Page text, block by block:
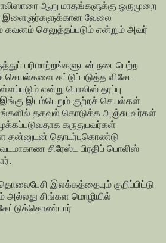
ஆறு மாதங்களுக்கு ஒருமுறை
இளைஞர்களுக்கான வேலை
கவனம் செலுத்தப்படும் என்றும் அவர்
பரிமாற்றங்களுடன் நடைபெற்ற
செயல்களை கட்டுப்படுத்த விசேட
என்று பொலிஸ் தரப்பு
இடம்பெறும் குற்றச் செயல்கள்
தகவல் கொடுக்க அஞ்சுபவர்கள்
கருதுபவர்கள்
தன்னுடன் தொடர்புகொண்டு
வடமாகாண சிரேஸ்ட பிரதிப் பொலிஸ்
இலக்கத்தையும் குறிப்பிட்டு
அல்லது சிங்கள மொழியில்